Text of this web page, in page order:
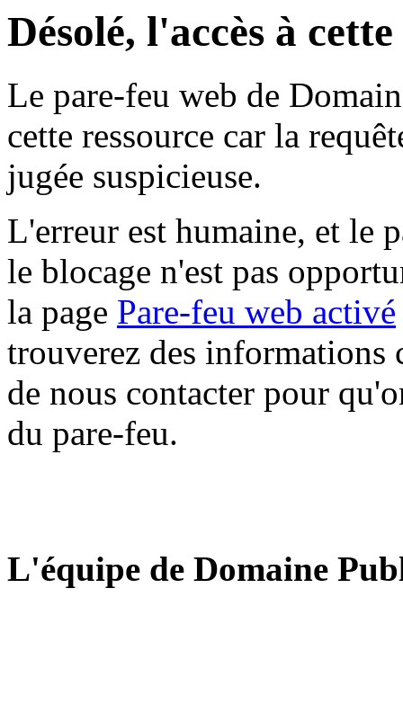
Désolé, l'accès à
Le pare-feu web de
cette ressource car la
jugée suspicieuse.
L'erreur est humaine, et le
le blocage n'est pas
la page Pare-feu web activé
trouverez des informations
de nous contacter pour
du pare-feu.
L'équipe de Domaine